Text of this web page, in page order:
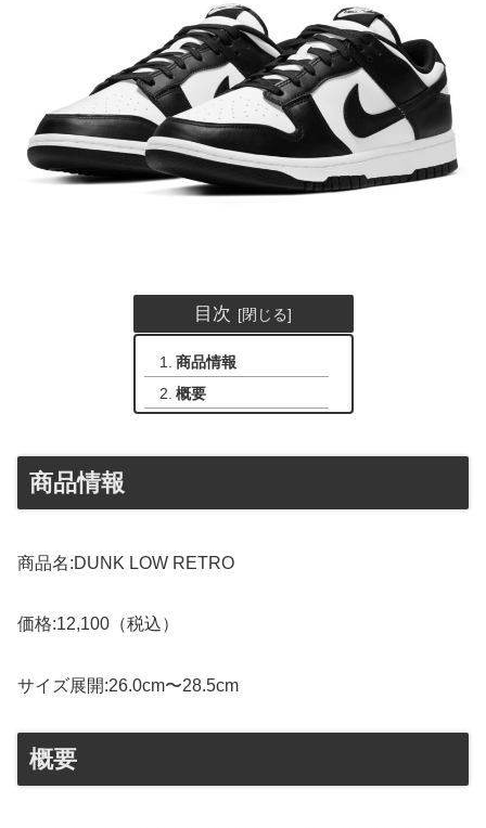
目次
商品情報
概要
商品情報
商品名:DUNK LOW RETRO
価格:12,100（税込）
サイズ展開:26.0cm〜28.5cm
概要